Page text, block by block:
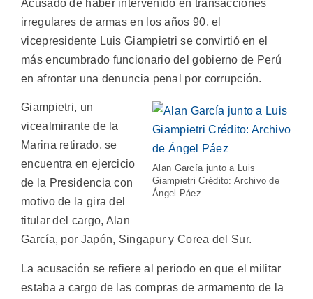
Acusado de haber intervenido en transacciones
irregulares de armas en los años 90, el
vicepresidente Luis Giampietri se convirtió en el
más encumbrado funcionario del gobierno de Perú
en afrontar una denuncia penal por corrupción.
Alan García junto a Luis
Giampietri Crédito: Archivo de
Ángel Páez
Giampietri, un
vicealmirante de la
Marina retirado, se
encuentra en ejercicio
de la Presidencia con
motivo de la gira del
titular del cargo, Alan
García, por Japón, Singapur y Corea del Sur.
La acusación se refiere al periodo en que el militar
estaba a cargo de las compras de armamento de la